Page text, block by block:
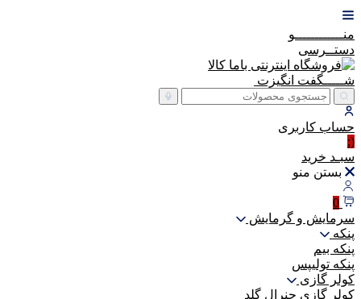
منــــــــــــو
دستــرسی
شـــــگفت انگیزت
حساب کاربری
(:
سبـد خرید
بستن منو
0
سرمایش و گرمایش
پنکه
پنکه بیم
پنکه تولیپس
کولر گازی
کولر گازی جنرال گلد